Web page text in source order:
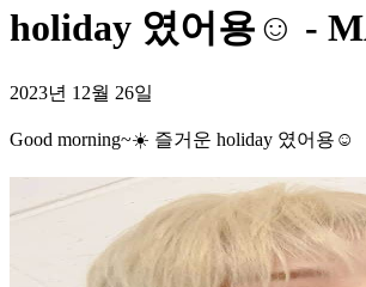
holiday 였어용☺️ -
2023년 12월 26일
Good morning~☀️ 즐거운 holiday 였어용☺️